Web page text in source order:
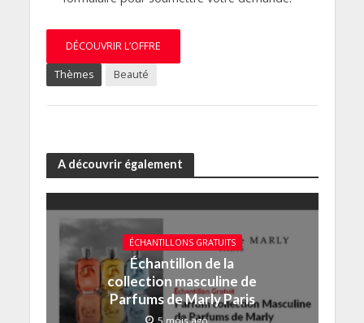
DÉCOUVRIR L’OFFRE
Thèmes Beauté
A découvrir également
ÉCHANTILLONS GRATUITS
Échantillon de la
collection masculine de
Parfums de Marly Paris
5 mois ago